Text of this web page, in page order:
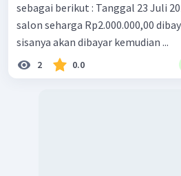
sebagai berikut : Tanggal 23 Juli 2012 : membeli peralatan
salon seharga Rp2.000.000,00
sisanya akan dibayar kemudian ...
2 0.0